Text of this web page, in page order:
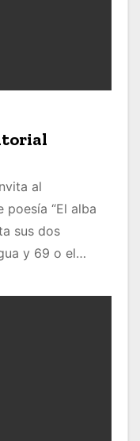
al
“El alba
sus dos
y 69 o el…